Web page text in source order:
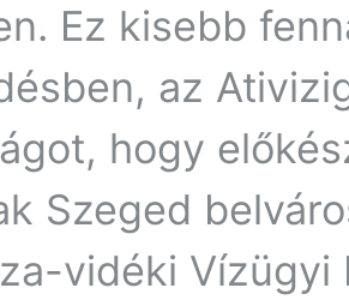
Ez kisebb
az
hogy
Szeged
vidéki